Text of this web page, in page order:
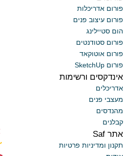
פורום אדריכלות
פורום עיצוב פנים
הום סטיילינג
פורום סטודנטים
פורום אוטוקאד
פורום SketchUp
אינדקסים ורשימות
אדריכלים
מעצבי פנים
מהנדסים
קבלנים
אתר Saf
תקנון ומדיניות פרטיות